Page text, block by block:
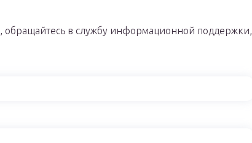
в службу информационной поддержки,